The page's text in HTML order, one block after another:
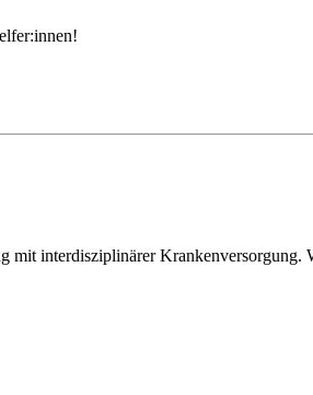
interdisziplinärer Krankenversorgung.